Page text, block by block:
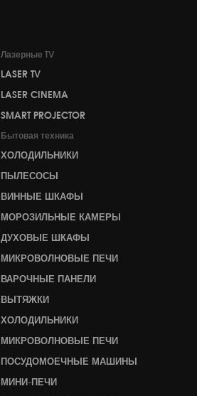
Лазерные TV
LASER TV
LASER CINEMA
SMART PROJECTOR
Бытовая техника
ХОЛОДИЛЬНИКИ
ПЫЛЕСОСЫ
ВИННЫЕ ШКАФЫ
МОРОЗИЛЬНЫЕ КАМЕРЫ
ДУХОВЫЕ ШКАФЫ
МИКРОВОЛНОВЫЕ ПЕЧИ
ВАРОЧНЫЕ ПАНЕЛИ
ВЫТЯЖКИ
ХОЛОДИЛЬНИКИ
МИКРОВОЛНОВЫЕ ПЕЧИ
ПОСУДОМОЕЧНЫЕ МАШИНЫ
МИНИ-ПЕЧИ